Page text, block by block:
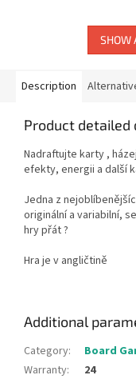
SHOW
Description
Product detailed
Nadraftujte karty ,
efekty, energii a další
Jedna z
originální a variabilní,
hry přát ?
Hra je v angličtině
Additional
Category:
Board
Warranty:
24